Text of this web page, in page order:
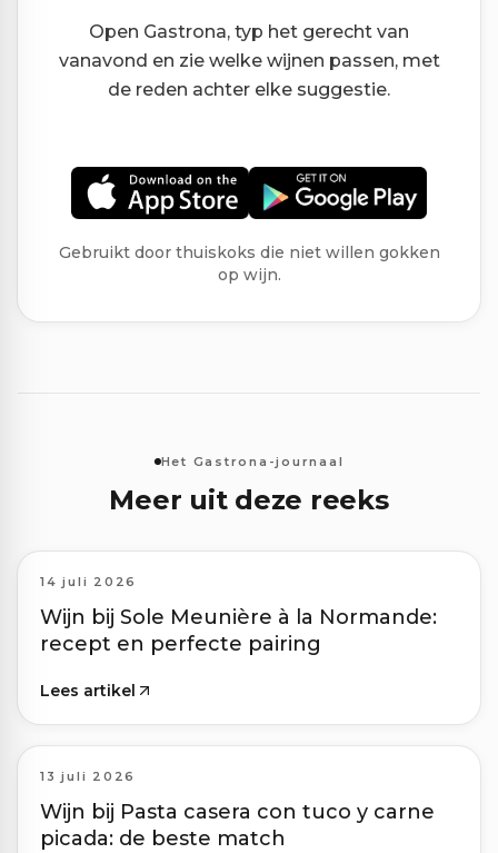
Open Gastrona, typ het gerecht van
vanavond en zie welke wijnen passen, met
de reden achter elke suggestie.
Gebruikt door thuiskoks die niet willen gokken
op wijn.
Het Gastrona-journaal
Meer uit deze reeks
14 juli 2026
Wijn bij Sole Meunière à la Normande:
recept en perfecte pairing
Lees artikel
13 juli 2026
Wijn bij Pasta casera con tuco y carne
picada: de beste match